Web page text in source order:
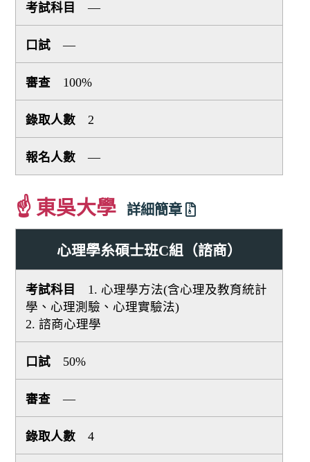
—
—
100%
2
—
☝ 東吳大學 詳細簡章
心理學糸碩士班C組（諮商）
1. 心理學方法(含心理及教育統計
學、心理測驗、心理實驗法)
2. 諮商心理學
50%
—
4